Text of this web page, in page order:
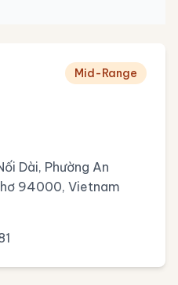
Mid-Range
Dài, Phường An
94000, Vietnam